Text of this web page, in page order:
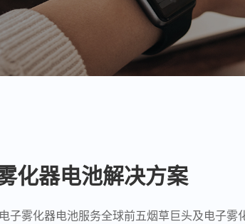
电
化器电池解决方案
子雾化器电池服务全球前五烟草巨头及电子雾